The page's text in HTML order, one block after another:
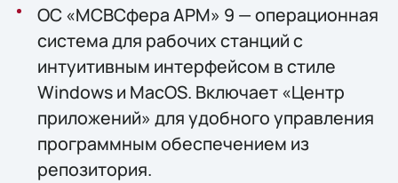
ОС «МСВСфера АРМ» 9 — операционная
система для рабочих станций с
интуитивным интерфейсом в стиле
Windows и MacOS. Включает «Центр
приложений» для удобного управления
программным обеспечением из
репозитория.